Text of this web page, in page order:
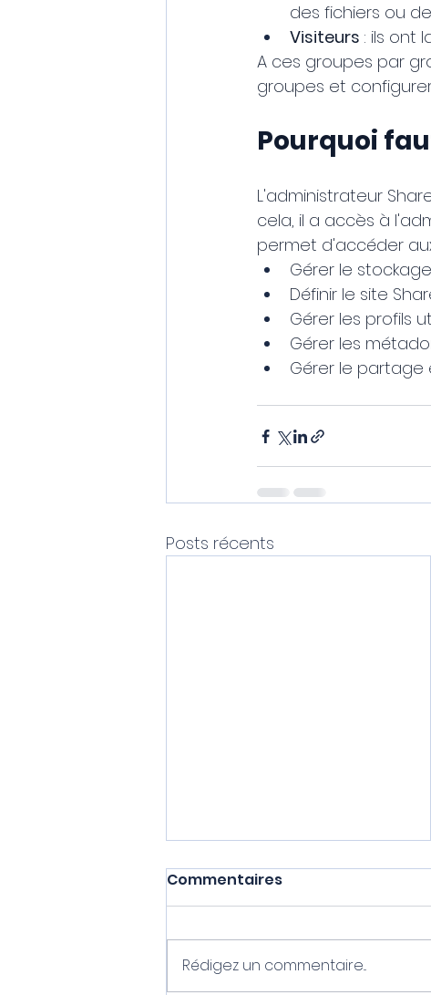
des fichiers ou
Visiteurs : ils ont
A ces groupes par
groupes et
Pourquoi
L'administrateur
cela, il a accès à
permet d'accéder
Gérer le stockage
Définir le site
Gérer les profils
Gérer les
Gérer le partage
Posts récents
Commentaires
Rédigez un commentaire...